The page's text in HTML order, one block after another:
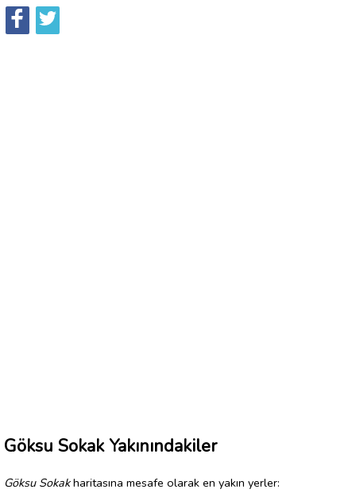
Göksu Sokak Yakınındakiler
Göksu Sokakharitasına mesafe olarak en yakın yerler: